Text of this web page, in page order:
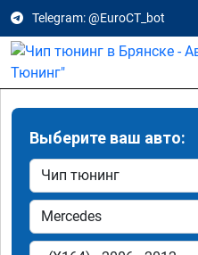
Telegram: @EuroCT_bot
Выберите ваш авто: